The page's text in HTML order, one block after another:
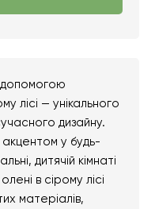
допомогою
лісі — унікального
дизайну.
у будь-
дитячій кімнаті
в сірому лісі
матеріалів,